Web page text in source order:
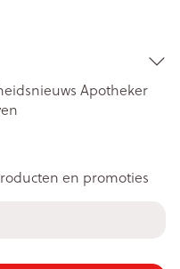
Apotheker
en promoties